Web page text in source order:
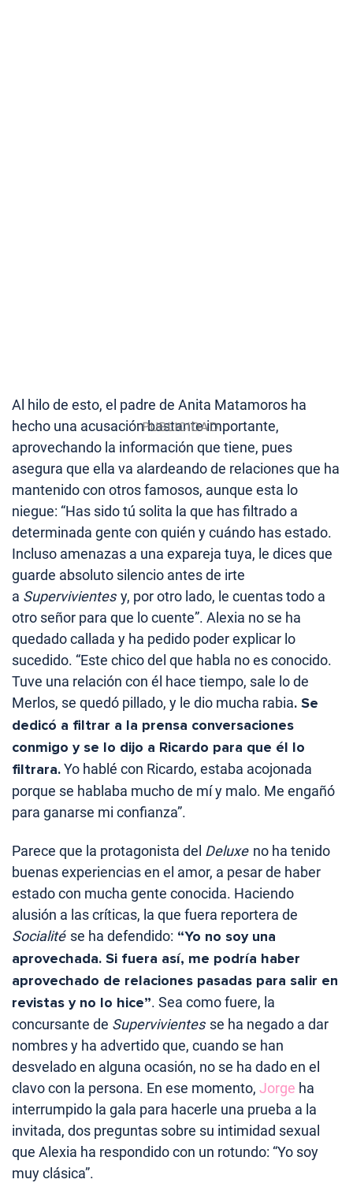
Al hilo de esto, el padre de Anita Matamoros ha
hecho una acusación bastante importante,
aprovechando la información que tiene, pues
asegura que ella va alardeando de relaciones que ha
mantenido con otros famosos, aunque esta lo
niegue: “Has sido tú solita la que has filtrado a
determinada gente con quién y cuándo has estado.
Incluso amenazas a una expareja tuya, le dices que
guarde absoluto silencio antes de irte
a Supervivientes y, por otro lado, le cuentas todo a
otro señor para que lo cuente”. Alexia no se ha
quedado callada y ha pedido poder explicar lo
sucedido. “Este chico del que habla no es conocido.
Tuve una relación con él hace tiempo, sale lo de
Merlos, se quedó pillado, y le dio mucha rabia. Se
dedicó a filtrar a la prensa conversaciones
conmigo y se lo dijo a Ricardo para que él lo
filtrara.Yo hablé con Ricardo, estaba acojonada
porque se hablaba mucho de mí y malo. Me engañó
para ganarse mi confianza”.
Parece que la protagonista del Deluxe no ha tenido
buenas experiencias en el amor, a pesar de haber
estado con mucha gente conocida. Haciendo
alusión a las críticas, la que fuera reportera de
Socialité se ha defendido: “Yo no soy una
aprovechada. Si fuera así, me podría haber
aprovechado de relaciones pasadas para salir en
revistas y no lo hice”. Sea como fuere, la
concursante de Supervivientes se ha negado a dar
nombres y ha advertido que, cuando se han
desvelado en alguna ocasión, no se ha dado en el
clavo con la persona. En ese momento, Jorge ha
interrumpido la gala para hacerle una prueba a la
invitada, dos preguntas sobre su intimidad sexual
que Alexia ha respondido con un rotundo: “Yo soy
muy clásica”.